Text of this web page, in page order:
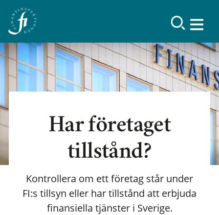
Har företaget
tillstånd?
Kontrollera om ett företag står under
FI:s tillsyn eller har tillstånd att erbjuda
finansiella tjänster i Sverige.